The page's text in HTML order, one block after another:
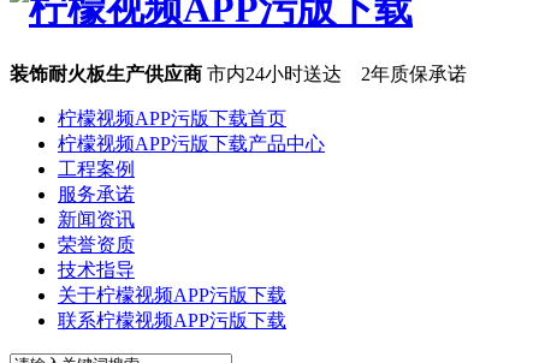
装饰耐火板生产供应商 市内24小时送达 2年质保承诺
柠檬视频APP污版下载首页
柠檬视频APP污版下载产品中心
工程案例
服务承诺
新闻资讯
荣誉资质
技术指导
关于柠檬视频APP污版下载
联系柠檬视频APP污版下载